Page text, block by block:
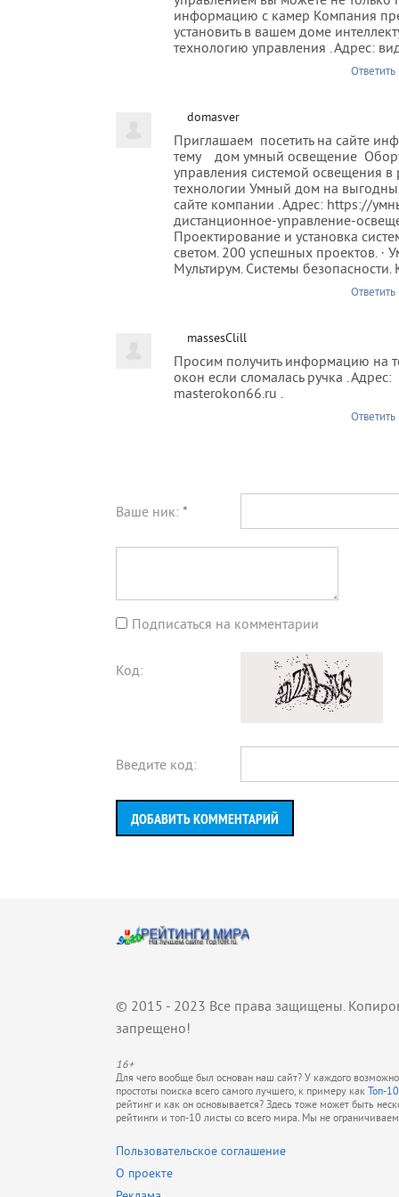
информацию с камер Компания
установить в вашем доме
технологию управления . Адрес:
Ответить
domasver
Приглашаем посетить на сайте
тему дом умный освещение
управления системой освещения в
технологии Умный дом на
сайте компании . Адрес: https://
дистанционное-управление-
Проектирование и установка
светом. 200 успешных проектов. ·
Мультирум. Системы безопасности.
Ответить
massesClill
Просим получить информацию на
окон если сломалась ручка . Адрес:
masterokon66.ru .
Ответить
Ваше ник: *
Подписаться на комментарии
Код:
Введите код:
ДОБАВИТЬ КОММЕНТАРИЙ
© 2015 - 2023 Все права защищены.
запрещено!
16+
Для чего вообще был основан наш сайт? У каждого
простоты поиска всего самого лучшего, к примеру как Топ-
рейтинг и как он основывается? Здесь тоже может быть
рейтинги и топ-10 листы со всего мира. Мы не
Пользовательское соглашение
О проекте